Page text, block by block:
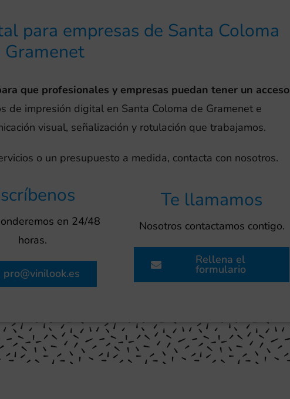
para empresas de Santa Coloma
Gramenet
que profesionales y empresas puedan tener un acceso
de impresión digital en Santa Coloma de Gramenet e
visual, señalización y rotulación que trabajamos.
o un presupuesto a medida, contacta con nosotros.
en 24/48
horas.
pro@vinilook.es
Te llamamos
Nosotros contactamos contigo.
Rellena el
formulario